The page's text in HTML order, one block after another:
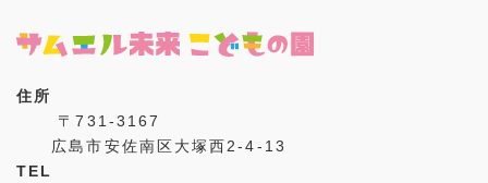
住所
〒731-3167
広島市安佐南区大塚西2-4-13
TEL